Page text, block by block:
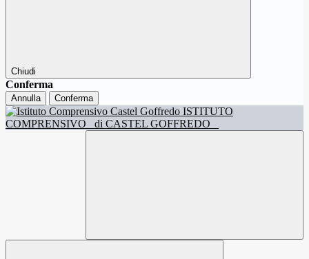
Chiudi
Conferma
Annulla Conferma
ISTITUTO
COMPRENSIVO
di CASTEL GOFFREDO